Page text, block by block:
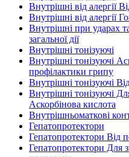
Внутрішні від алергії
Внутрішні від алергії
Внутрішні при ударах
загальної дії
Внутрішні тонізуючі
Внутрішні тонізуючі
профілактики грипу
Внутрішні тонізуючі
Внутрішні тонізуючі
Аскорбінова кислота
Внутрішньоматкові
Гепатопротектори
Гепатопротектори Від
Гепатопротектори Для